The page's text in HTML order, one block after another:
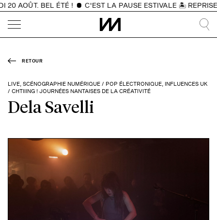
AOÛT. BEL ÉTÉ ! C'EST LA PAUSE ESTIVALE 🏝️ REPRISE
RETOUR
LIVE, SCÉNOGRAPHIE NUMÉRIQUE / POP ÉLECTRONIQUE, INFLUENCES UK
/ CHTIIING ! JOURNÉES NANTAISES DE LA CRÉATIVITÉ
Dela Savelli